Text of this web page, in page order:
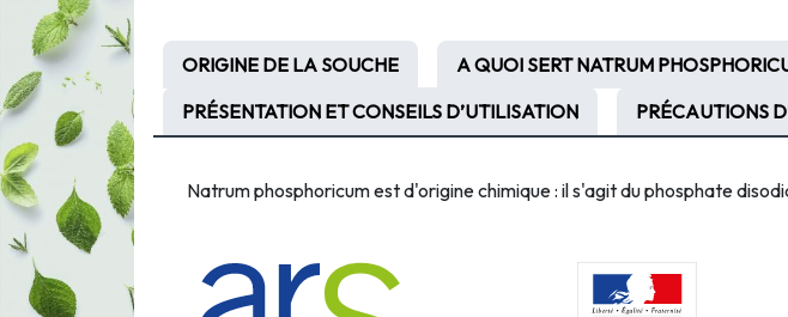
ORIGINE DE LA SOUCHE A QUOI SERT NATRUM
PRÉSENTATION ET CONSEILS D’UTILISATION
PRÉCAUTIONS
Natrum phosphoricum est d'origine chimique : il s'agit du phosphate